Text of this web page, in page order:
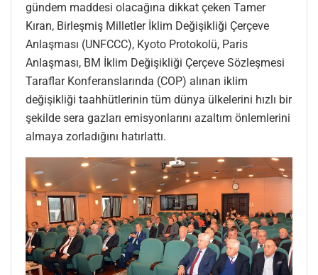
gündem maddesi olacağına dikkat çeken Tamer
Kıran, Birleşmiş Milletler İklim Değişikliği Çerçeve
Anlaşması (UNFCCC), Kyoto Protokolü, Paris
Anlaşması, BM İklim Değişikliği Çerçeve Sözleşmesi
Taraflar Konferanslarında (COP) alınan iklim
değişikliği taahhütlerinin tüm dünya ülkelerini hızlı bir
şekilde sera gazları emisyonlarını azaltım önlemlerini
almaya zorladığını hatırlattı.